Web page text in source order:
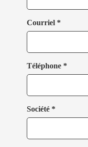
Courriel *
Téléphone *
Société *